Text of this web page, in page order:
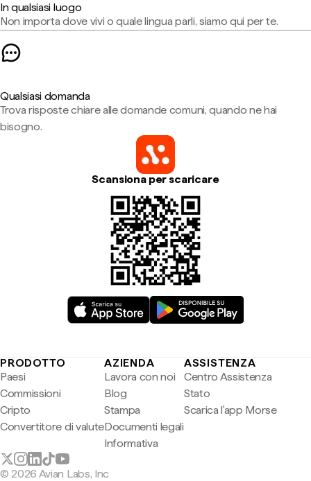
In qualsiasi luogo
Non importa dove vivi o quale lingua parli, siamo qui per te.
Qualsiasi domanda
Trova risposte chiare alle domande comuni, quando ne hai
bisogno.
Scansiona per scaricare
PRODOTTO
Paesi
Commissioni
Cripto
Convertitore di valute
AZIENDA
Lavora con noi
Blog
Stampa
Documenti legali
Informativa
ASSISTENZA
Centro Assistenza
Stato
Scarica l'app Morse
© 2026 Avian Labs, Inc